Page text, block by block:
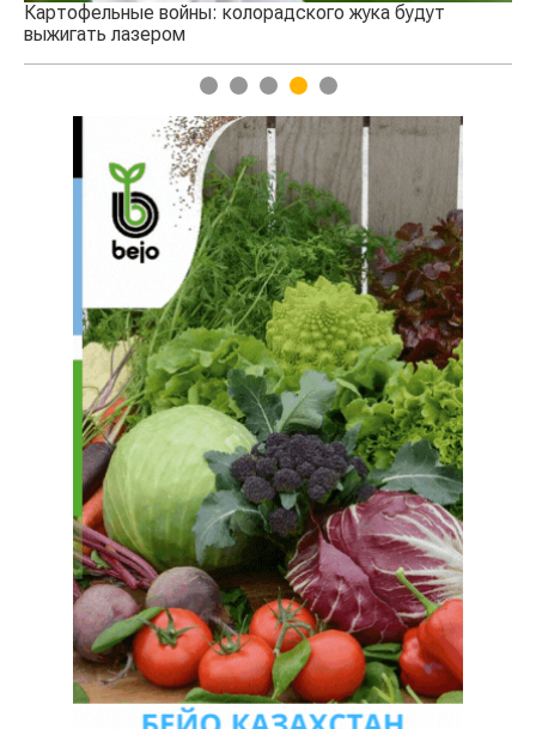
Картофельные войны: колорадского жука будут
выжигать лазером
1 2 3 4 5